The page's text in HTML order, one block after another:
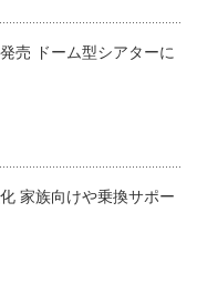
売 ドーム型シアターに
家族向けや乗換サポー